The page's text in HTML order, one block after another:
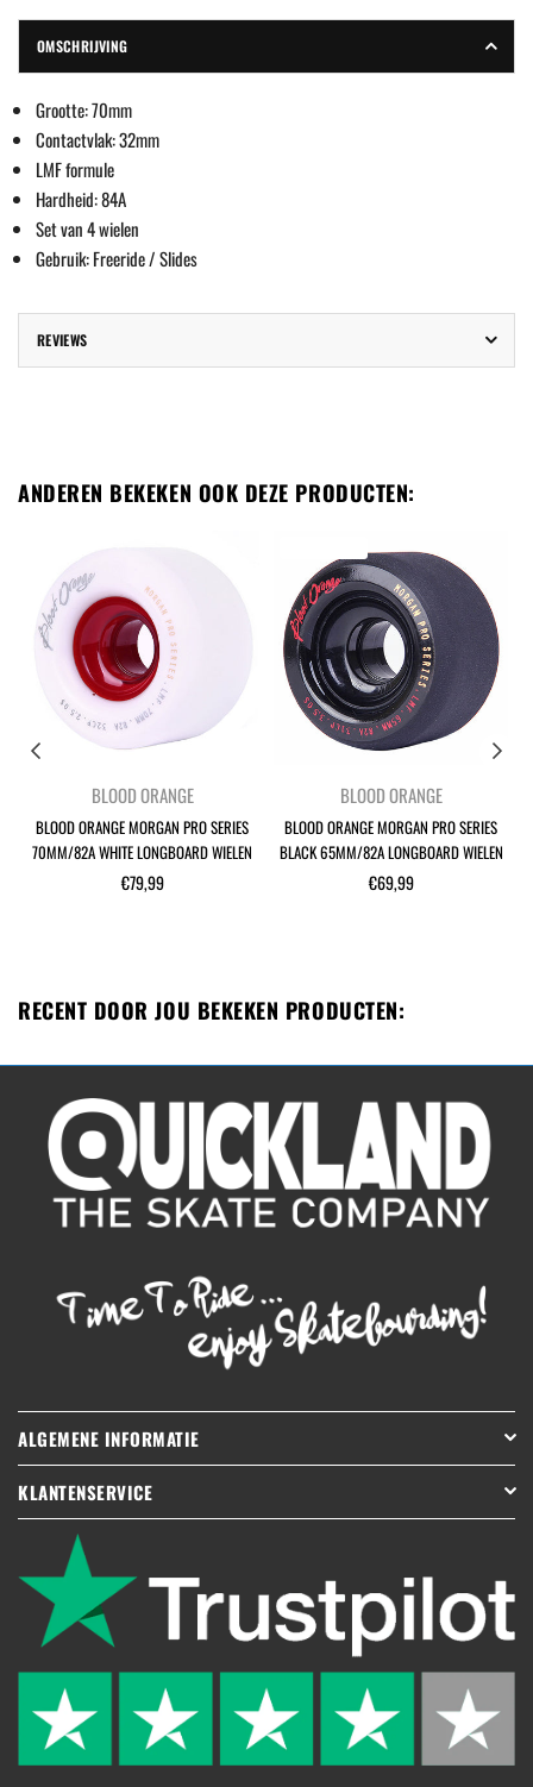
OMSCHRIJVING
Grootte: 70mm
Contactvlak: 32mm
LMF formule
Hardheid: 84A
Set van 4 wielen
Gebruik: Freeride / Slides
REVIEWS
ANDEREN BEKEKEN OOK DEZE PRODUCTEN:
BLOOD ORANGE
BLOOD ORANGE MORGAN PRO SERIES
70MM/82A WHITE LONGBOARD WIELEN
Normale
€79,99
BLOOD ORANGE
BLOOD ORANGE MORGAN PRO SERIES
BLACK 65MM/82A LONGBOARD WIELEN
Normale
€69,99
RECENT DOOR JOU BEKEKEN PRODUCTEN:
ALGEMENE INFORMATIE
KLANTENSERVICE